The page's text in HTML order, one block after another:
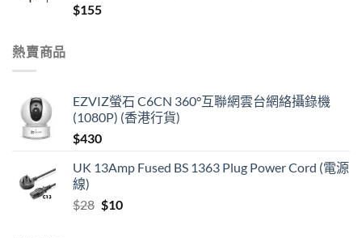
$155
熱賣商品
EZVIZ螢石 C6CN 360°互聯網雲台網絡攝錄機
(1080P) (香港行貨)
$430
UK 13Amp Fused BS 1363 Plug Power Cord (電源
線)
$28 Original
$10Current